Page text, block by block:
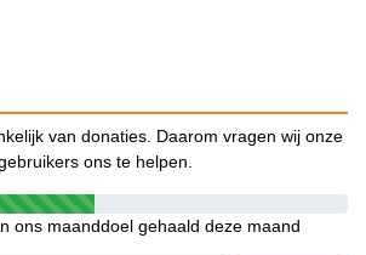
van donaties. Daarom vragen wij onze
ons te helpen.
ons maanddoel gehaald deze maand